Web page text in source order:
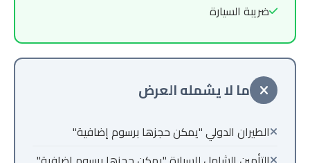
ضريبة السيارة
ما لا يشمله العرض
الطيران الدولي "يمكن حجزها برسوم إضافية"